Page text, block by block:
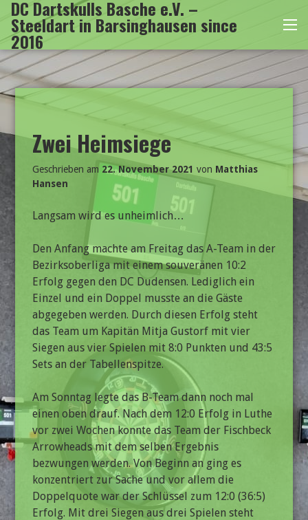
Zum
Inhalt
springen
DC Dartskulls Basche e.V. –
Steeldart in Barsinghausen since
2016
Zwei Heimsiege
Geschrieben am 22. November 2021 von Matthias
Hansen
Langsam wird es unheimlich…
Den Anfang machte am Freitag das A-Team in der
Bezirksoberliga mit einem souveränen 10:2
Erfolg gegen den DC Dudensen. Lediglich ein
Einzel und ein Doppel musste an die Gäste
abgegeben werden. Durch diesen Erfolg steht
das Team um Kapitän Mitja Gustorf mit vier
Siegen aus vier Spielen mit 8:0 Punkten und 43:5
Sets an der Tabellenspitze.
Am Sonntag legte das B-Team dann noch mal
einen oben drauf. Nach dem 12:0 Erfolg in Luthe
vor zwei Wochen konnte das Team der Fischbeck
Arrowheads mit dem selben Ergebnis
bezwungen werden. Von Beginn an ging es
konzentriert zur Sache und vor allem die
Doppelquote war der Schlüssel zum 12:0 (36:5)
Erfolg. Mit drei Siegen aus drei Spielen steht